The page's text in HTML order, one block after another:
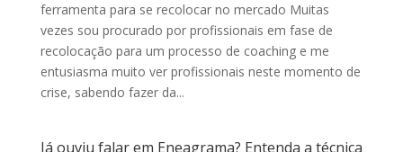
ferramenta para se recolocar no mercado Muitas
vezes sou procurado por profissionais em fase de
recolocação para um processo de coaching e me
entusiasma muito ver profissionais neste momento de
crise, sabendo fazer da...
Já ouviu falar em Eneagrama? Entenda a técnica